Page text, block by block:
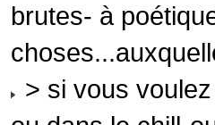
brutes- à
> si vous